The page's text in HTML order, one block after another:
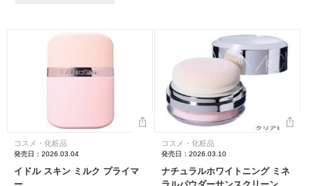
コスメ・化粧品
発売日：2026.03.04
イドル スキン ミルク プライマ
コスメ・化粧品
発売日：2026.03.10
ナチュラルホワイトニング ミネ